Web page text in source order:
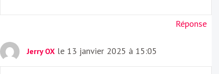
Réponse
Jerry OX le 13 janvier 2025 à 15:05